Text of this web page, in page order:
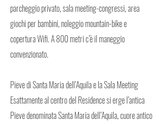
parcheggio privato, sala meeting-congressi, area
giochi per bambini, noleggio mountain-bike e
copertura Wifi. A 800 metri c’è il maneggio
convenzionato.
Pieve di Santa Maria dell’Aquila e la Sala Meeting
Esattamente al centro del Residence si erge l’antica
Pieve denominata Santa Maria dell’Aquila, cuore antico